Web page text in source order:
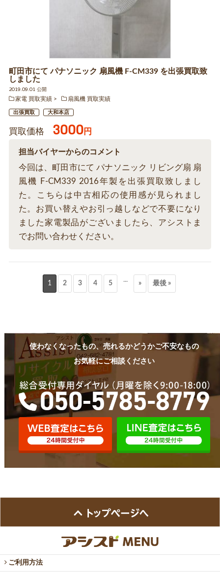
町田市にて パナソニック 扇風機 F-CM339 を出張買取致
しました
2019.09.01 公開
家電 買取実績
扇風機 買取実績
出張買取 大和本店
買取価格 3000円
担当バイヤーからのコメント
今回は、町田市にて パナソニック リビング扇 扇
風機 F-CM339 2016年製を出張買取致しまし
た。こちらは中古相応の使用感が見られまし
た。お買い替えやお引っ越しなどで不要になり
ました家電製品がございましたら、アシストま
でお問い合わせください。
1 2 3 4 5 ... » 最後 »
使わなくなったもの、売れるかどうかご不安なもの
お気軽にご相談ください
ご利用方法